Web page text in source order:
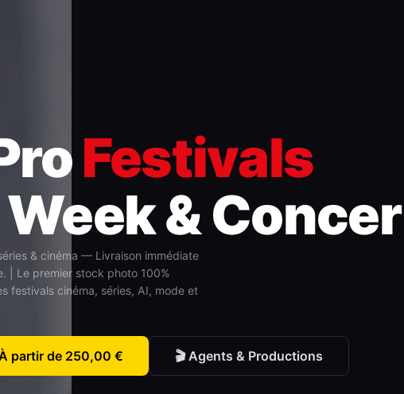
Festivals
&
& cinéma — Livraison immédiate
| Le premier stock photo 100%
festivals cinéma, séries, AI, mode et
partir de 250,00 € 🎬 Agents & Productions